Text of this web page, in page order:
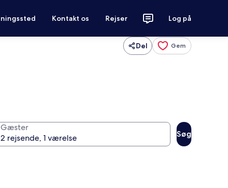
Kontakt os Rejser Log på
Del Gem
Gæster
Søg